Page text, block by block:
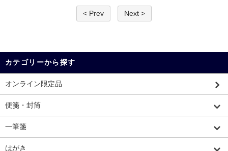
< Prev Next >
カテゴリーから探す
オンライン限定品
便箋・封筒
一筆箋
はがき